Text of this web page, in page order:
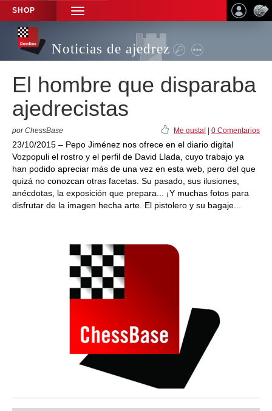
SHOP
TOGGLE
NAVIGATION
Noticias de ajedrez
El hombre que disparaba
ajedrecistas
por ChessBase Me gusta! 0 Comentarios
23/10/2015 – Pepo Jiménez nos ofrece en el diario digital
Vozpopuli el rostro y el perfil de David Llada, cuyo trabajo ya
han podido apreciar más de una vez en esta web, pero del que
quizá no conozcan otras facetas. Su pasado, sus ilusiones,
anécdotas, la exposición que prepara... ¡Y muchas fotos para
disfrutar de la imagen hecha arte. El pistolero y su bagaje...